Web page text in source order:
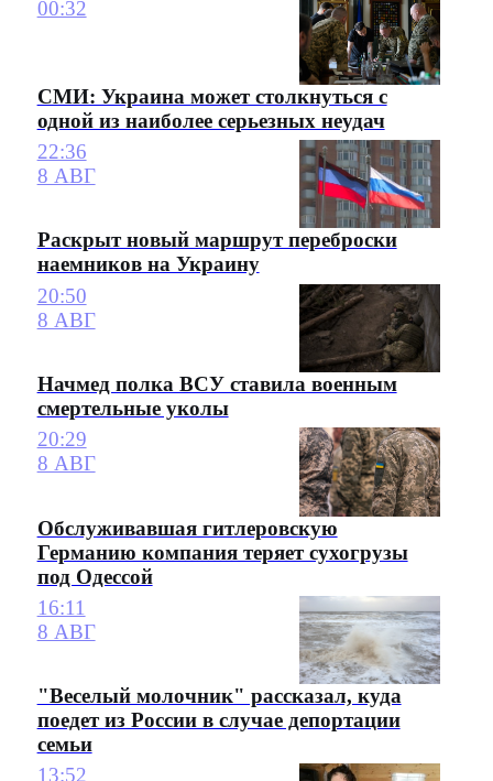
00:32
СМИ: Украина может столкнуться с
одной из наиболее серьезных неудач
22:36
8 АВГ
Раскрыт новый маршрут переброски
наемников на Украину
20:50
8 АВГ
Начмед полка ВСУ ставила военным
смертельные уколы
20:29
8 АВГ
Обслуживавшая гитлеровскую
Германию компания теряет сухогрузы
под Одессой
16:11
8 АВГ
"Веселый молочник" рассказал, куда
поедет из России в случае депортации
семьи
13:52